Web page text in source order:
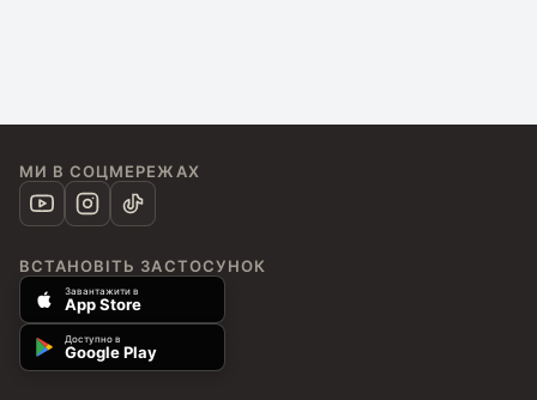
МИ В СОЦМЕРЕЖАХ
ВСТАНОВІТЬ ЗАСТОСУНОК
Завантажити в
App Store
Доступно в
Google Play